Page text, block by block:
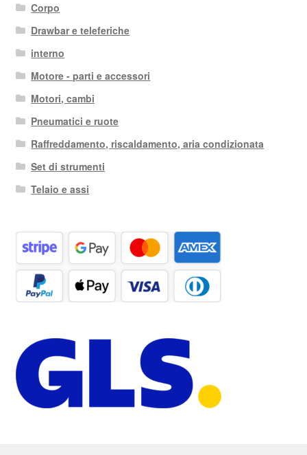
Corpo
Drawbar e teleferiche
interno
Motore - parti e accessori
Motori, cambi
Pneumatici e ruote
Raffreddamento, riscaldamento, aria condizionata
Set di strumenti
Telaio e assi